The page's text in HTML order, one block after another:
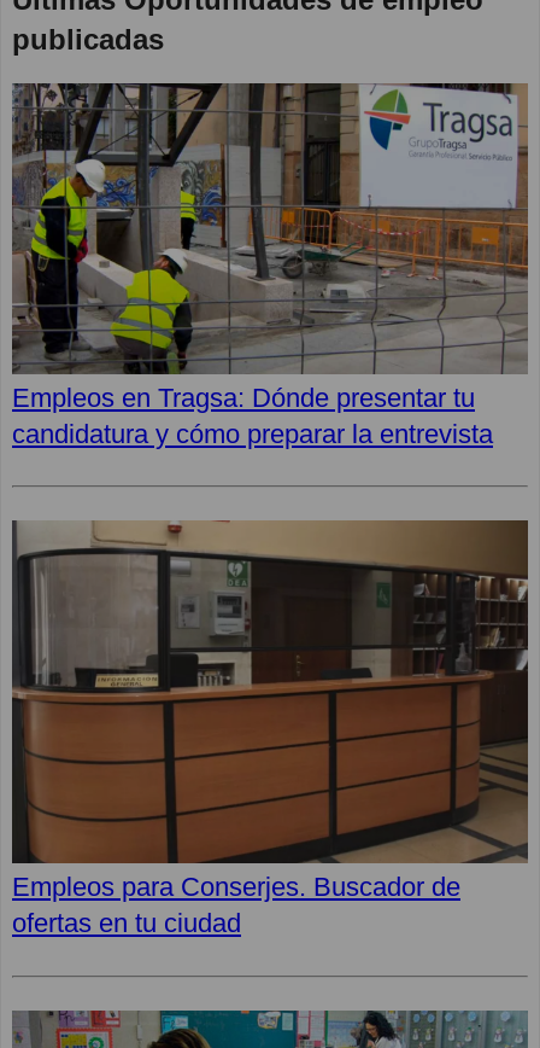
publicadas
Empleos en Tragsa: Dónde presentar tu
candidatura y cómo preparar la entrevista
Empleos para Conserjes. Buscador de
ofertas en tu ciudad